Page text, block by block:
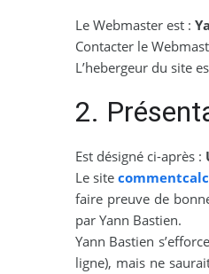
Le Webmaster est :
Contacter le
L’hebergeur du site
2.
Est désigné ci-après :
Le site
faire preuve de
par Yann Bastien.
Yann Bastien
ligne), mais ne